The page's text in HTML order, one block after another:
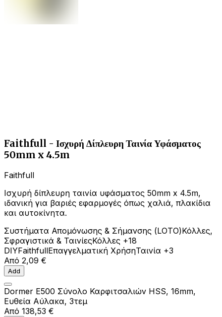
Faithfull - Ισχυρή Δίπλευρη Ταινία Υφάσματος
50mm x 4.5m
Faithfull
Ισχυρή δίπλευρη ταινία υφάσματος 50mm x 4.5m,
ιδανική για βαριές εφαρμογές όπως χαλιά, πλακίδια
και αυτοκίνητα.
Συστήματα Απομόνωσης & Σήμανσης (LOTO)Κόλλες,
Σφραγιστικά & ΤαινίεςΚόλλες +18
DIYFaithfullΕπαγγελματική ΧρήσηΤαινία +3
Από 2,09 €
Add
Dormer E500 Σύνολο Καρφιτσαλιών HSS, 16mm,
Ευθεία Αύλακα, 3τεμ
Από 138,53 €